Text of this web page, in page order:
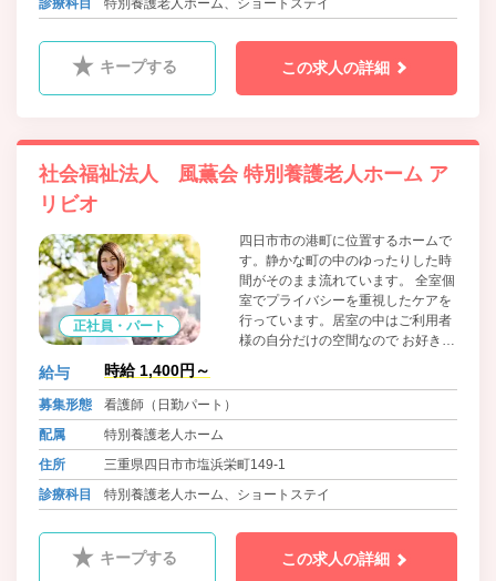
キープする この求人の詳細
社会福祉法人 風薫会 特別養護老人ホーム ア
リビオ
正社員・パート
四日市市の港町に位置するホームで
す。静かな町の中のゆったりした時
間がそのまま流れています。 全室個
室でプライバシーを重視したケアを
行っています。居室の中はご利用者
様の自分だけの空間なので お好きな
給与 時給 1,400円～
募集形態
看護師（日勤パート）
配属
特別養護老人ホーム
住所
三重県四日市市塩浜栄町149-1
診療科目
特別養護老人ホーム、ショートステイ
キープする この求人の詳細